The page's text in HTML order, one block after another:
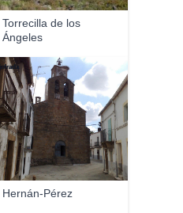
Torrecilla de los
Ángeles
Hernán-Pérez
jcfrada